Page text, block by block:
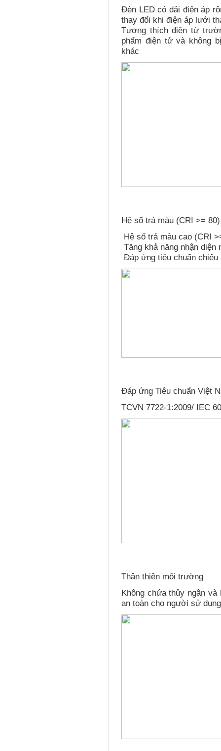
Đèn LED có dải điện áp
thay đổi khi điện áp lưới
Tương thích điện từ
phẩm điện tử và không
khác
Hệ số trả màu (CRI >= 80)
Hệ số trả màu cao (CRI
Tăng khả năng nhận
Đáp ứng tiêu chuẩn chiếu
Đáp ứng Tiêu chuẩn Việt
TCVN 7722-1:2009/ IEC
Thân thiện môi trường
Không chứa thủy ngân
an toàn cho người sử dụng